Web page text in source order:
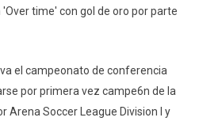
time' con gol de oro por parte
el campeonato de conferencia
por primera vez campe6n de la
Arena Soccer League Division l y